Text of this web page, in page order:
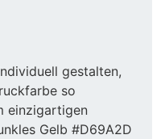
gestalten,
so
einzigartigen
Gelb #D69A2D